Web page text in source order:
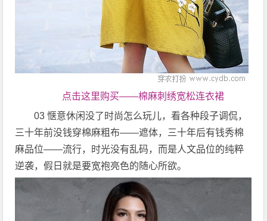
点击这里购买——棉麻刺绣宽松连衣裙
03 惬意休闲没了时尚怎么玩儿，看各种段子调侃，
三十年前没钱穿棉麻粗布——遮体，三十年后有钱秀棉
麻品位——流行，时光没有乱码，而是人文品位的纯粹
逆袭，假日就是要宽袍亮色的随心所欲。